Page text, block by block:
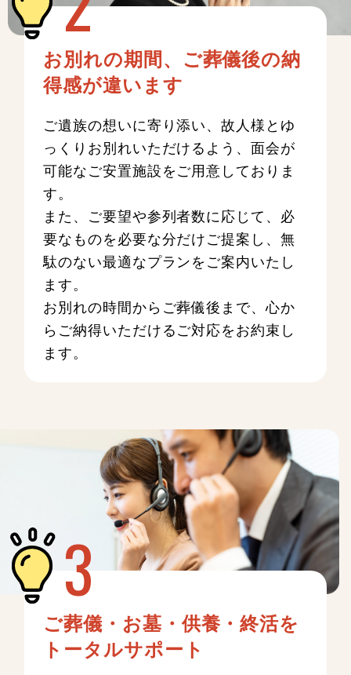
お別れの期間、ご葬儀後の納
得感が違います
ご遺族の想いに寄り添い、故人様とゆ
っくりお別れいただけるよう、面会が
可能なご安置施設をご用意しておりま
す。
また、ご要望や参列者数に応じて、必
要なものを必要な分だけご提案し、無
駄のない最適なプランをご案内いたし
ます。
お別れの時間からご葬儀後まで、心か
らご納得いただけるご対応をお約束し
ます。
ご葬儀・お墓・供養・終活を
トータルサポート